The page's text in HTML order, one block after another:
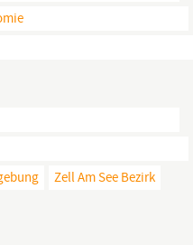
Zell Am See Bezirk